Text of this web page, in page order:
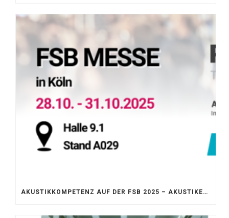
AKUSTIKKOMPETENZ AUF DER FSB 2025 – AKUSTIKELEMENTE FÜR DIE LEBENSRÄUME VON MORGEN